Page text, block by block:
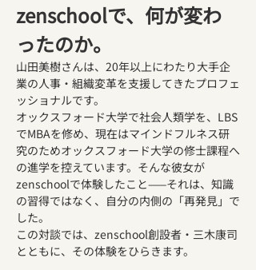
zenschoolで、何が変わ
ったのか。
山田美樹さんは、20年以上にわたり大手企
業の人事・組織変革を支援してきたプロフェ
ッショナルです。
オックスフォード大学で社会人類学を、LBS
でMBAを修め、現在はマインドフルネス研
究のためオックスフォード大学の修士課程へ
の進学を控えています。そんな彼女が
zenschoolで体験したこと——それは、知識
の習得ではなく、自分の内側の「再発見」で
した。
この対談では、zenschool創設者・三木康司
とともに、その体験をひらきます。